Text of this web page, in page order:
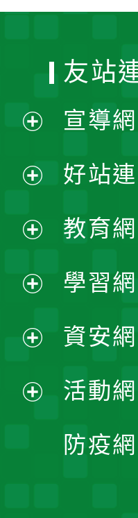
開
選
單
開
選
單
開
選
單
開
選
開
友站
宣導
好站
教育
學習
資安
活動
防疫